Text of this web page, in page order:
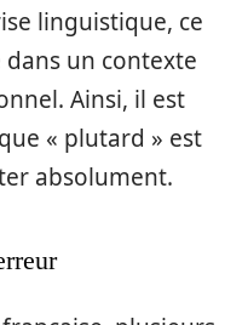
linguistique, ce
dans un contexte
Ainsi, il est
« plutard » est
absolument.